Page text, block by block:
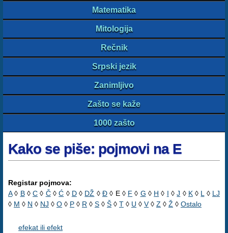
Matematika
Mitologija
Rečnik
Srpski jezik
Zanimljivo
Zašto se kaže
1000 zašto
Kako se piše: pojmovi na E
Registar pojmova:
A◊ B◊C ◊ Č◊Ć ◊ D◊ DŽ ◊ Đ◊ E ◊ F ◊ G ◊ H ◊ I ◊J ◊ K◊ L ◊ LJ
◊ M ◊ N ◊ NJ ◊ O ◊ P ◊ R ◊ S ◊ Š ◊ T ◊ U ◊ V◊ Z ◊ Ž ◊ Ostalo
efekat ili efekt